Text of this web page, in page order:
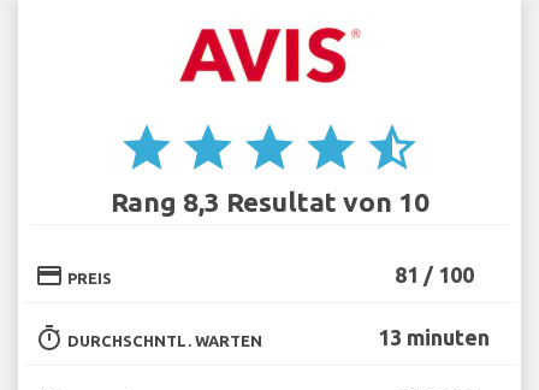
star star star star star_half
Rang 8,3 Resultat von 10
credit_card PREIS 81 / 100
timer DURCHSCHNTL. WARTEN 13 minuten